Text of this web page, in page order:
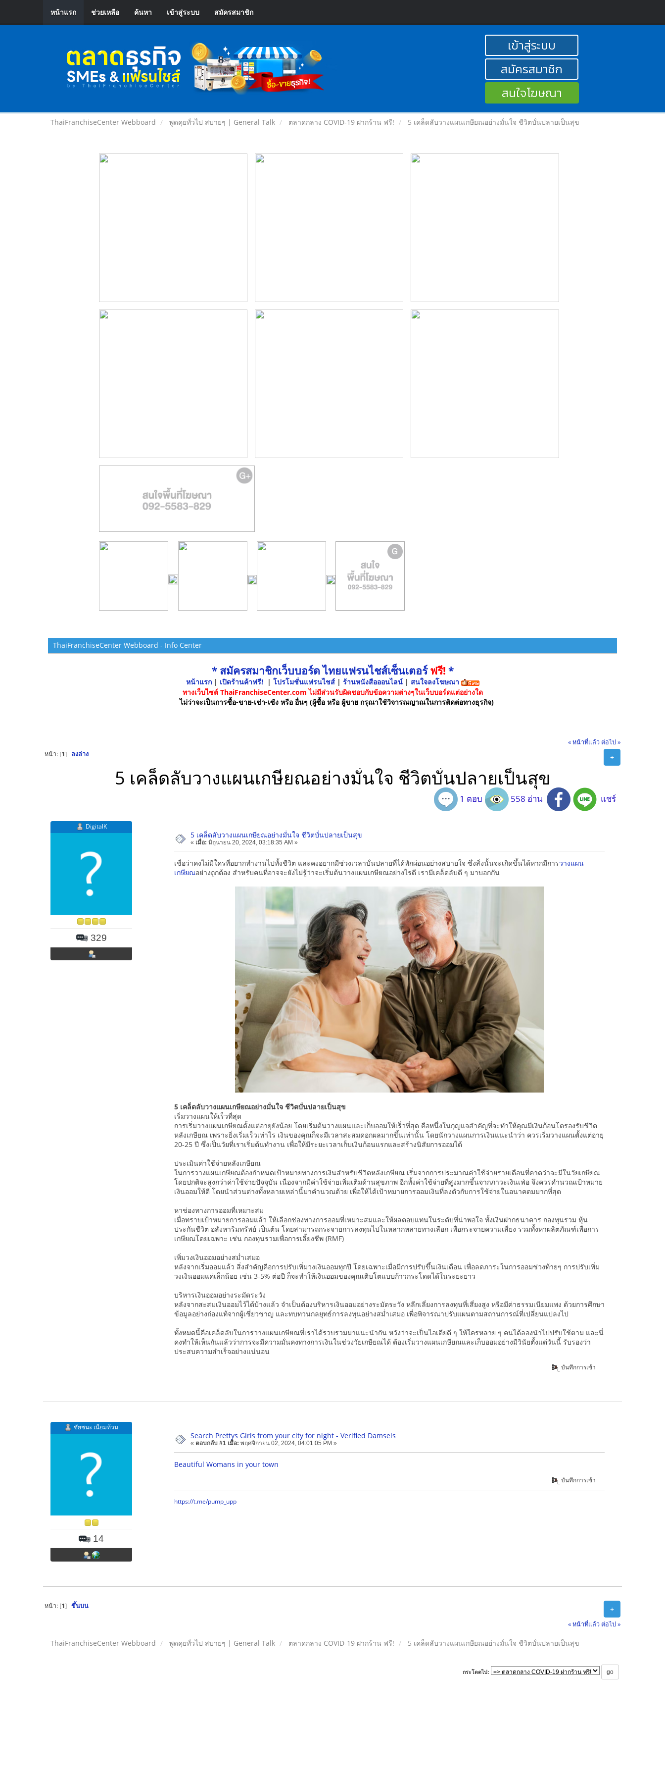
หน้าแรก ช่วยเหลือ ค้นหา เข้าสู่ระบบ สมัครสมาชิก
เข้าสู่ระบบ
สมัครสมาชิก
สนใจโฆษณา
ThaiFranchiseCenter Webboard พูดคุยทั่วไป สบายๆ | General Talk ตลาดกลาง COVID-19 ฝากร้าน ฟรี! 5 เคล็ดลับวางแผนเกษียณอย่างมั่นใจ ชีวิตบั่นปลายเป็นสุข
ThaiFranchiseCenter Webboard - Info Center
* สมัครสมาชิกเว็บบอร์ด ไทยแฟรนไชส์เซ็นเตอร์ฟรี! *
หน้าแรก| เปิดร้านค้าฟรี! | โปรโมชั่นแฟรนไชส์ | ร้านหนังสือออนไลน์ | สนใจลงโฆษณา
ทางเว็บไซต์ ThaiFranchiseCenter.com ไม่มีส่วนรับผิดชอบกับข้อความต่างๆในเว็บบอร์ดแต่อย่างใด
ไม่ว่าจะเป็นการซื้อ-ขาย-เช่า-เซ้ง หรือ อื่นๆ (ผู้ซื้อ หรือ ผู้ขาย กรุณาใช้วิจารณญาณในการติดต่อทางธุรกิจ)
« หน้าที่แล้ว ต่อไป »
+
หน้า: [1] ลงล่าง
5 เคล็ดลับวางแผนเกษียณอย่างมั่นใจ ชีวิตบั่นปลายเป็นสุข
1 ตอบ 558 อ่าน แชร์
DigitalK
329
5 เคล็ดลับวางแผนเกษียณอย่างมั่นใจ ชีวิตบั่นปลายเป็นสุข
« เมื่อ: มิถุนายน 20, 2024, 03:18:35 AM »
เชื่อว่าคงไม่มีใครที่อยากทำงานไปทั้งชีวิต และคงอยากมีช่วงเวลาบั่นปลายที่ได้พักผ่อนอย่างสบายใจ ซึ่งสิ่งนั้นจะเกิดขึ้นได้หากมีการวางแผน
เกษียณอย่างถูกต้อง สำหรับคนที่อาจจะยังไม่รู้ว่าจะเริ่มต้นวางแผนเกษียณอย่างไรดี เรามีเคล็ดลับดี ๆ มาบอกกัน
5 เคล็ดลับวางแผนเกษียณอย่างมั่นใจ ชีวิตบั่นปลายเป็นสุข
เริ่มวางแผนให้เร็วที่สุด
การเริ่มวางแผนเกษียณตั้งแต่อายุยังน้อย โดยเริ่มต้นวางแผนและเก็บออมให้เร็วที่สุด คือหนึ่งในกุญแจสำคัญที่จะทำให้คุณมีเงินก้อนโตรองรับชีวิต
หลังเกษียณ เพราะยิ่งเริ่มเร็วเท่าไร เงินของคุณก็จะมีเวลาสะสมดอกผลมากขึ้นเท่านั้น โดยนักวางแผนการเงินแนะนำว่า ควรเริ่มวางแผนตั้งแต่อายุ
20-25 ปี ซึ่งเป็นวัยที่เราเริ่มต้นทำงาน เพื่อให้มีระยะเวลาเก็บเงินก้อนแรกและสร้างนิสัยการออมได้
ประเมินค่าใช้จ่ายหลังเกษียณ
ในการวางแผนเกษียณต้องกำหนดเป้าหมายทางการเงินสำหรับชีวิตหลังเกษียณ เริ่มจากการประมาณค่าใช้จ่ายรายเดือนที่คาดว่าจะมีในวัยเกษียณ
โดยปกติจะสูงกว่าค่าใช้จ่ายปัจจุบัน เนื่องจากมีค่าใช้จ่ายเพิ่มเติมด้านสุขภาพ อีกทั้งค่าใช้จ่ายที่สูงมากขึ้นจากภาวะเงินเฟ่อ จึงควรคำนวณเป้าหมาย
เงินออมให้ดี โดยนำส่วนต่างทั้งหลายเหล่านี้มาคำนวณด้วย เพื่อให้ได้เป้าหมายการออมเงินที่ลงตัวกับการใช้จ่ายในอนาคตมมากที่สุด
หาช่องทางการออมที่เหมาะสม
เมื่อทราบเป้าหมายการออมแล้ว ให้เลือกช่องทางการออมที่เหมาะสมและให้ผลตอบแทนในระดับที่น่าพอใจ ทั้งเงินฝากธนาคาร กองทุนรวม หุ้น
ประกันชีวิต อสังหาริมทรัพย์ เป็นต้น โดยสามารถกระจายการลงทุนไปในหลากหลายทางเลือก เพื่อกระจายความเสี่ยง รวมทั้งหาผลิตภัณฑ์เพื่อการ
เกษียณโดยเฉพาะ เช่น กองทุนรวมเพื่อการเลี้ยงชีพ (RMF)
เพิ่มวงเงินออมอย่างสม่ำเสมอ
หลังจากเริ่มออมแล้ว สิ่งสำคัญคือการปรับเพิ่มวงเงินออมทุกปี โดยเฉพาะเมื่อมีการปรับขึ้นเงินเดือน เพื่อลดภาระในการออมช่วงท้ายๆ การปรับเพิ่ม
วงเงินออมแค่เล็กน้อย เช่น 3-5% ต่อปี ก็จะทำให้เงินออมของคุณเติบโตแบบก้าวกระโดดได้ในระยะยาว
บริหารเงินออมอย่างระมัดระวัง
หลังจากสะสมเงินออมไว้ได้บ้างแล้ว จำเป็นต้องบริหารเงินออมอย่างระมัดระวัง หลีกเลี่ยงการลงทุนที่เสี่ยงสูง หรือมีค่าธรรมเนียมแพง ด้วยการศึกษา
ข้อมูลอย่างถ่องแท้จากผู้เชี่ยวชาญ และทบทวนกลยุทธ์การลงทุนอย่างสม่ำเสมอ เพื่อพิจารณาปรับแผนตามสถานการณ์ที่เปลี่ยนแปลงไป
ทั้งหมดนี้คือเคล็ดลับในการวางแผนเกษียณที่เราได้รวบรวมมาแนะนำกัน หวังว่าจะเป็นไอเดียดี ๆ ให้ใครหลาย ๆ คนได้ลองนำไปปรับใช้ตาม และนี่
คงทำให้เห็นกันแล้วว่าการจะมีความมั่นคงทางการเงินในช่วงวัยเกษียณได้ ต้องเริ่มวางแผนเกษียณและเก็บออมอย่างมีวินัยตั้งแต่วันนี้ รับรองว่า
ประสบความสำเร็จอย่างแน่นอน
บันทึกการเข้า
ชัยชนะ เนียมท้วม
14
Search Prettys Girls from your city for night - Verified Damsels
« ตอบกลับ #1 เมื่อ: พฤศจิกายน 02, 2024, 04:01:05 PM »
Beautiful Womans in your town
บันทึกการเข้า
https://t.me/pump_upp
+
หน้า: [1] ขึ้นบน
« หน้าที่แล้ว ต่อไป »
ThaiFranchiseCenter Webboard พูดคุยทั่วไป สบายๆ | General Talk ตลาดกลาง COVID-19 ฝากร้าน ฟรี! 5 เคล็ดลับวางแผนเกษียณอย่างมั่นใจ ชีวิตบั่นปลายเป็นสุข
กระโดดไป: